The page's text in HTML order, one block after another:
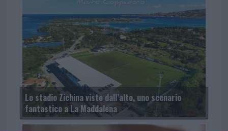
Lo stadio Zichina visto dall’alto, uno scenario
fantastico a La Maddalena